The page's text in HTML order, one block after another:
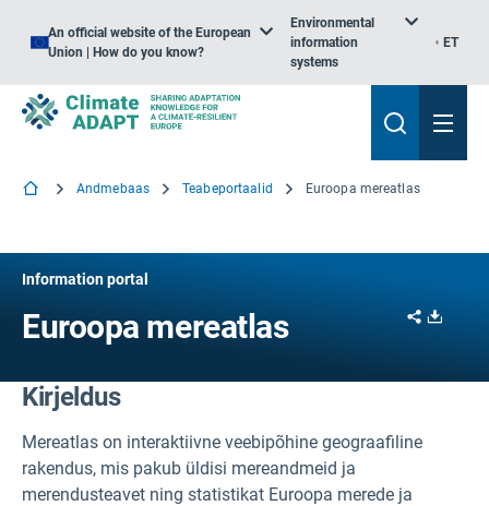
An official website of the European
Union | How do you know?
Environmental
information
systems
ET
Andmebaas Teabeportaalid Euroopa mereatlas
Information portal
Euroopa mereatlas Share
Kirjeldus
Mereatlas on interaktiivne veebipõhine geograafiline
rakendus, mis pakub üldisi mereandmeid ja
merendusteavet ning statistikat Euroopa merede ja